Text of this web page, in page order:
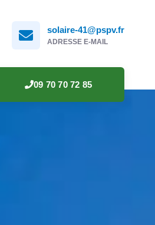
solaire-41@pspv.fr
ADRESSE E-MAIL
09 70 70 72 85